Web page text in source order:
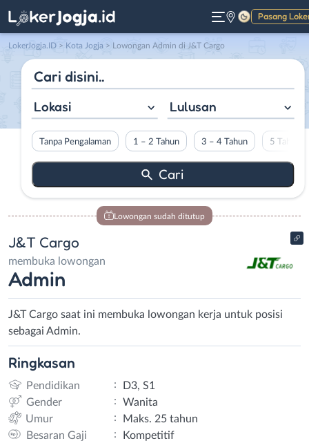
Pasang
Gelap
LokerJogja.ID > Kota Jogja > Lowongan Admin di J&T Cargo
Lokasi Lulusan
Tanpa Pengalaman 1 – 2 Tahun 3 – 4 Tahun 5 Tahun
Lowongan sudah ditutup
J&T Cargo
membuka lowongan
Admin
J&T Cargo saat ini membuka lowongan kerja untuk posisi
sebagai Admin.
Ringkasan
Pendidikan :
D3, S1
Gender
:
Wanita
Umur
:
Maks. 25 tahun
Besaran Gaji
:
Kompetitif